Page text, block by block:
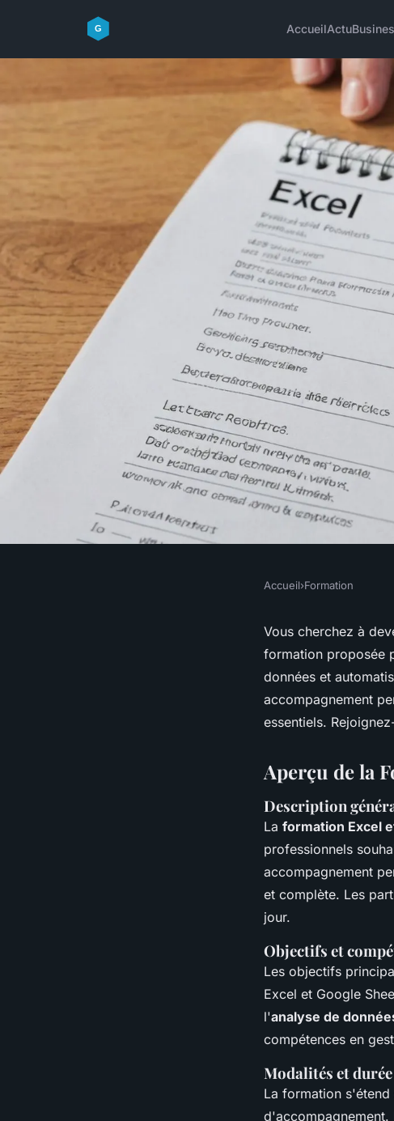
AccueilActu
Formation excel :
google sheets avec
Accueil›Formation
Vous cherchez à
formation proposée
données et
accompagnement
essentiels.
Aperçu de la
Description
La formation Excel
professionnels
accompagnement
et complète. Les
jour.
Objectifs et
Les objectifs
Excel et Google
l'analyse de
compétences en
Modalités et
La formation
d'accompagnement.